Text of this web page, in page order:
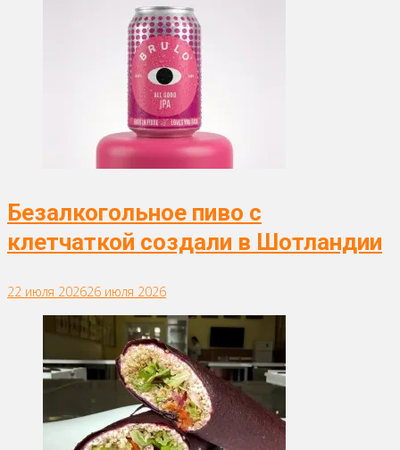
Безалкогольное пиво с
клетчаткой создали в Шотландии
22 июля 202626 июля 2026